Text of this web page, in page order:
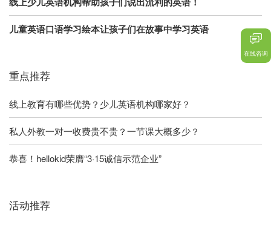
儿童英语口语学习绘本让孩子们在故事中学习英语
重点推荐
线上教育有哪些优势？少儿英语机构哪家好？
私人外教一对一收费贵不贵？一节课大概多少？
恭喜！hellokid荣膺“3·15诚信示范企业”
活动推荐
在线咨询